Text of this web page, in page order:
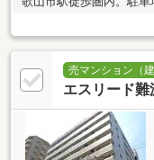
売マンション（建
エスリード難